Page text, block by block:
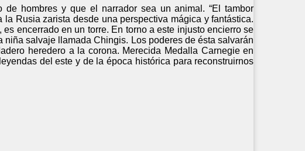
hombres y que el narrador sea un animal. “El tambor
la Rusia zarista desde una perspectiva mágica y fantástica.
encerrado en un torre. En torno a este injusto encierro se
salvaje llamada Chingis. Los poderes de ésta salvarán
heredero a la corona. Merecida Medalla Carnegie en
del este y de la época histórica para reconstruirnos